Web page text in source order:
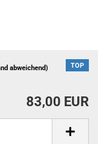
TOP
abweichend)
83,00 EUR